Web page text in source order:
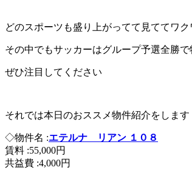
どのスポーツも盛り上がってて見ててワ
その中でもサッカーはグループ予選全勝
ぜひ注目してください
それでは本日のおススメ物件紹介をします
◇物件名 :エテルナ リアン １０８
賃料 :55,000円
共益費 :4,000円